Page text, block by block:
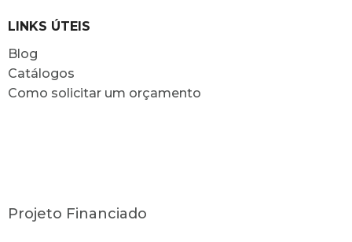
LINKS ÚTEIS
Blog
Catálogos
Como solicitar um orçamento
Projeto Financiado